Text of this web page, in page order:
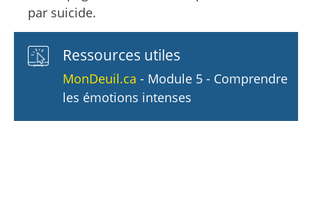
par suicide.
Ressources utiles
MonDeuil.ca - Module 5 - Comprendre
les émotions intenses